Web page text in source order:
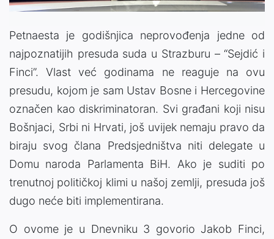
Petnaesta je godišnjica neprovođenja jedne od
najpoznatijih presuda suda u Strazburu – “Sejdić i
Finci”. Vlast već godinama ne reaguje na ovu
presudu, kojom je sam Ustav Bosne i Hercegovine
označen kao diskriminatoran. Svi građani koji nisu
Bošnjaci, Srbi ni Hrvati, još uvijek nemaju pravo da
biraju svog člana Predsjedništva niti delegate u
Domu naroda Parlamenta BiH. Ako je suditi po
trenutnoj političkoj klimi u našoj zemlji, presuda još
dugo neće biti implementirana.
O ovome je u Dnevniku 3 govorio Jakob Finci,